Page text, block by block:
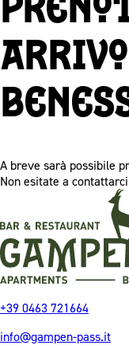
Arrivo
A breve sarà possibile
Non esitate a
+39 0463 721664
info@gampen-pass.it